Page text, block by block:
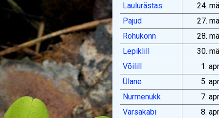
Laulurästas
24.
Pajud
27.
Rohukonn
28.
Lepiklill
30.
Võilill
1.
Ülane
5.
Nurmenukk
7.
Varsakabi
8.